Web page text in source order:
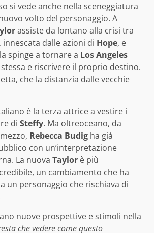
si vede anche nella sceneggiatura
volto del personaggio. A
assiste da lontano alla crisi tra
, innescata dalle azioni di Hope, e
spinge a tornare a Los Angeles
e riscrivere il proprio destino.
che la distanzia dalle vecchie
è la terza attrice a vestire i
di Steffy. Ma oltreoceano, da
Rebecca Budig ha già
con un’interpretazione
La nuova Taylor è più
un cambiamento che ha
un personaggio che rischiava di
nuove prospettive e stimoli nella
che vedere come questo